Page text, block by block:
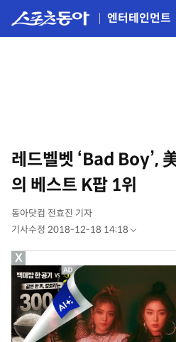
엔터테인먼트
레드벨벳 ‘Bad Boy’,
의 베스트 K팝 1위
동아닷컴 전효진 기자
기사수정 2018-12-18 14:18
X